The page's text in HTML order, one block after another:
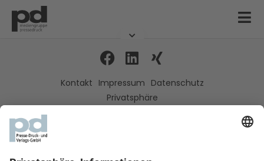
Kontakt Impressum Datenschutz
Privatsphäre